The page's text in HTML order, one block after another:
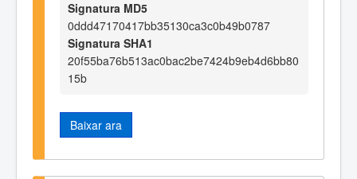
Signatura MD5
0ddd47170417bb35130ca3c0b49b0787
Signatura SHA1
20f55ba76b513ac0bac2be7424b9eb4d6bb80
15b
Baixar ara